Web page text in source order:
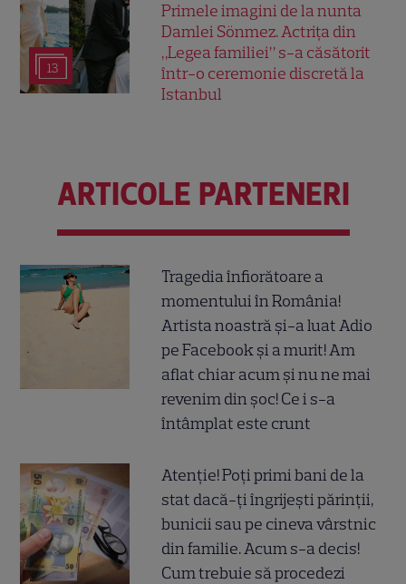
13
Primele imagini de la nunta
Damlei Sönmez. Actrița din
„Legea familiei” s-a căsătorit
într-o ceremonie discretă la
Istanbul
ARTICOLE PARTENERI
Tragedia înfiorătoare a
momentului în România!
Artista noastră și-a luat Adio
pe Facebook și a murit! Am
aflat chiar acum și nu ne mai
revenim din șoc! Ce i s-a
întâmplat este crunt
Atenție! Poți primi bani de la
stat dacă-ți îngrijești părinții,
bunicii sau pe cineva vârstnic
din familie. Acum s-a decis!
Cum trebuie să procedezi